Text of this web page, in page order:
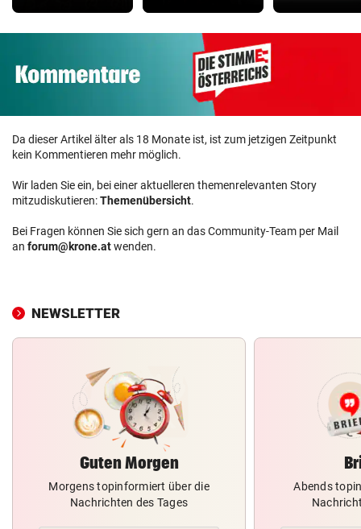
Da dieser Artikel älter als 18 Monate ist, ist zum jetzigen Zeitpunkt
kein Kommentieren mehr möglich.
Wir laden Sie ein, bei einer aktuelleren themenrelevanten Story
mitzudiskutieren:Themenübersicht.
Bei Fragen können Sie sich gern an das Community-Team per Mail
an forum@krone.atwenden.
NEWSLETTER
Guten Morgen
Morgens topinformiert über die
Nachrichten des Tages
Abends